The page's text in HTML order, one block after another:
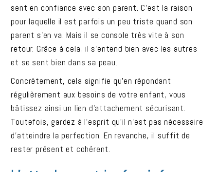
sent en confiance avec son parent. C’est la raison
pour laquelle il est parfois un peu triste quand son
parent s’en va. Mais il se console très vite à son
retour. Grâce à cela, il s’entend bien avec les autres
et se sent bien dans sa peau.
Concrètement, cela signifie qu’en répondant
régulièrement aux besoins de votre enfant, vous
bâtissez ainsi un lien d’attachement sécurisant.
Toutefois, gardez à l’esprit qu’il n’est pas nécessaire
d’atteindre la perfection. En revanche, il suffit de
rester présent et cohérent.